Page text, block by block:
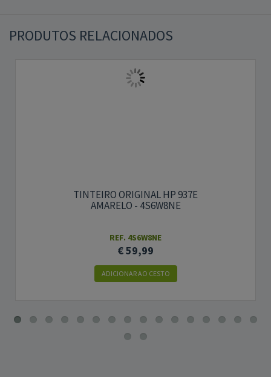
PRODUTOS RELACIONADOS
TINTEIRO ORIGINAL HP 937E
AMARELO - 4S6W8NE
REF. 4S6W8NE
€ 59,99
ADICIONAR AO CESTO